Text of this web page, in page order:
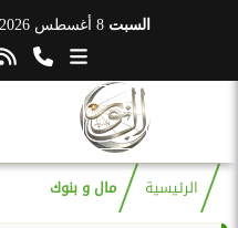
السبت 8 أغسطس 2026
الرئيسية مال و بنوك